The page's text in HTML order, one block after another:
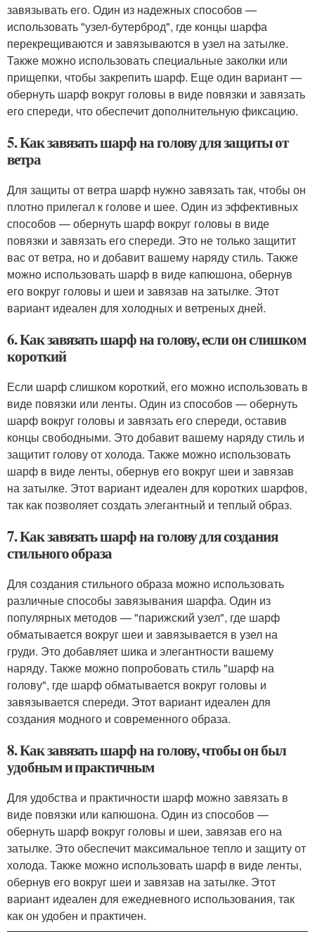
завязывать его. Один из надежных способов —
использовать "узел-бутерброд", где концы шарфа
перекрещиваются и завязываются в узел на затылке.
Также можно использовать специальные заколки или
прищепки, чтобы закрепить шарф. Еще один вариант —
обернуть шарф вокруг головы в виде повязки и завязать
его спереди, что обеспечит дополнительную фиксацию.
5. Как завязать шарф на голову для защиты от
ветра
Для защиты от ветра шарф нужно завязать так, чтобы он
плотно прилегал к голове и шее. Один из эффективных
способов — обернуть шарф вокруг головы в виде
повязки и завязать его спереди. Это не только защитит
вас от ветра, но и добавит вашему наряду стиль. Также
можно использовать шарф в виде капюшона, обернув
его вокруг головы и шеи и завязав на затылке. Этот
вариант идеален для холодных и ветреных дней.
6. Как завязать шарф на голову, если он слишком
короткий
Если шарф слишком короткий, его можно использовать в
виде повязки или ленты. Один из способов — обернуть
шарф вокруг головы и завязать его спереди, оставив
концы свободными. Это добавит вашему наряду стиль и
защитит голову от холода. Также можно использовать
шарф в виде ленты, обернув его вокруг шеи и завязав
на затылке. Этот вариант идеален для коротких шарфов,
так как позволяет создать элегантный и теплый образ.
7. Как завязать шарф на голову для создания
стильного образа
Для создания стильного образа можно использовать
различные способы завязывания шарфа. Один из
популярных методов — "парижский узел", где шарф
обматывается вокруг шеи и завязывается в узел на
груди. Это добавляет шика и элегантности вашему
наряду. Также можно попробовать стиль "шарф на
голову", где шарф обматывается вокруг головы и
завязывается спереди. Этот вариант идеален для
создания модного и современного образа.
8. Как завязать шарф на голову, чтобы он был
удобным и практичным
Для удобства и практичности шарф можно завязать в
виде повязки или капюшона. Один из способов —
обернуть шарф вокруг головы и шеи, завязав его на
затылке. Это обеспечит максимальное тепло и защиту от
холода. Также можно использовать шарф в виде ленты,
обернув его вокруг шеи и завязав на затылке. Этот
вариант идеален для ежедневного использования, так
как он удобен и практичен.